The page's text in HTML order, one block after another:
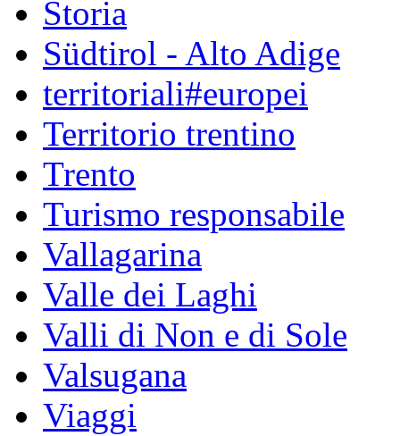
Storia
Südtirol - Alto Adige
territoriali#europei
Territorio trentino
Trento
Turismo responsabile
Vallagarina
Valle dei Laghi
Valli di Non e di Sole
Valsugana
Viaggi